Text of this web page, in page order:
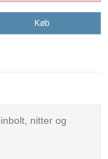
Køb
nitter og